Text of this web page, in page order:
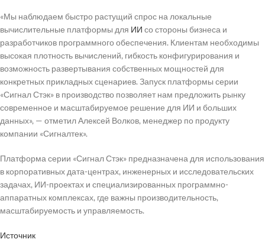
«Мы наблюдаем быстро растущий спрос на локальные
вычислительные платформы для ИИ со стороны бизнеса и
разработчиков программного обеспечения. Клиентам необходимы
высокая плотность вычислений, гибкость конфигурирования и
возможность развертывания собственных мощностей для
конкретных прикладных сценариев. Запуск платформы серии
«Сигнал Стэк» в производство позволяет нам предложить рынку
современное и масштабируемое решение для ИИ и больших
данных», — отметил Алексей Волков, менеджер по продукту
компании «Сигналтек».
Платформа серии «Сигнал Стэк» предназначена для использования
в корпоративных дата-центрах, инженерных и исследовательских
задачах, ИИ-проектах и специализированных программно-
аппаратных комплексах, где важны производительность,
масштабируемость и управляемость.
Источник